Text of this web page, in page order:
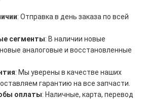
: Отправка в день заказа по всей
сегменты: В наличии новые
аналоговые и восстановленные
: Мы уверены в качестве наших
гарантию на все запчасти.
оплаты: Наличные, карта, перевод